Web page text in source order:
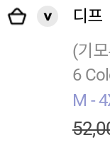
디프
(기
6
M -